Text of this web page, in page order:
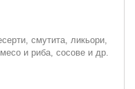
смутита, ликьори,
и риба, сосове и др.